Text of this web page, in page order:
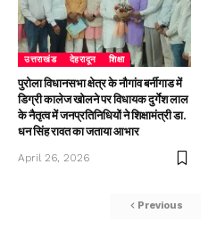
उत्तराखंड देहरादून शिक्षा
पुरोला विधानसभा क्षेत्र के नौगांव बर्नीगाड में
डिग्री कालेज खोलने पर विधायक दुर्गेश लाल
के नैतृत्व में जनप्रतिनिधियों ने शिक्षामंत्री डा.
धन सिंह रावत का जताया आभार
April 26, 2026
Previous